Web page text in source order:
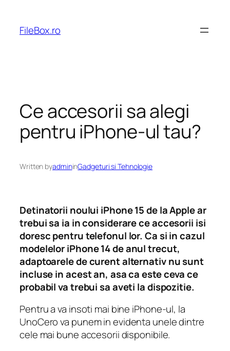
content
FileBox.ro
Ce accesorii sa alegi
pentru iPhone-ul tau?
Written byadmininGadgeturi si Tehnologie
Detinatorii noului iPhone 15 de la Apple ar
trebui sa ia in considerare ce accesorii isi
doresc pentru telefonul lor. Ca si in cazul
modelelor iPhone 14 de anul trecut,
adaptoarele de curent alternativ nu sunt
incluse in acest an, asa ca este ceva ce
probabil va trebui sa aveti la dispozitie.
Pentru a va insoti mai bine iPhone-ul, la
UnoCero va punem in evidenta unele dintre
cele mai bune accesorii disponibile.